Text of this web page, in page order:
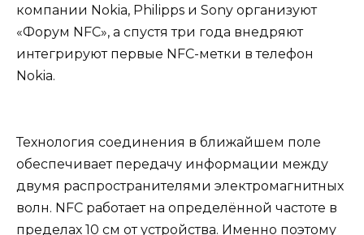
компании Nokia, Philipps и Sony организуют
«Форум NFC», а спустя три года внедряют
интегрируют первые NFC-метки в телефон
Nokia.
Технология соединения в ближайшем поле
обеспечивает передачу информации между
двумя распространителями электромагнитных
волн. NFC работает на определённой частоте в
пределах 10 см от устройства. Именно поэтому